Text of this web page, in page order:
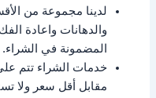
لدينا مجموعة من
والدهانات واعادة
المضمونة في الشراء.
خدمات الشراء تتم
مقابل أقل سعر ولا